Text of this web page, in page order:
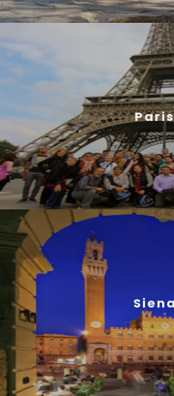
Paris
Siena